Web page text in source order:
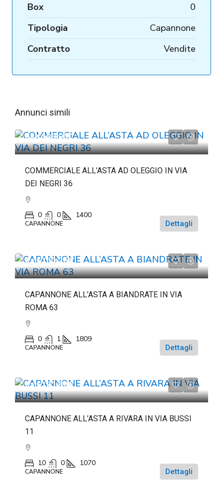
Box
0
Tipologia
Capannone
Contratto
Vendite
Annunci simili
da€588.000
COMMERCIALE ALL’ASTA AD OLEGGIO IN VIA
DEI NEGRI 36
0 0 1400
CAPANNONE Dettagli
da€350.250
CAPANNONE ALL’ASTA A BIANDRATE IN VIA
ROMA 63
0 1 1809
CAPANNONE Dettagli
da€171.896
CAPANNONE ALL’ASTA A RIVARA IN VIA BUSSI
11
10 0 1070
CAPANNONE Dettagli